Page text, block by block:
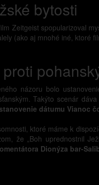
bytosti
Zeitgeist spopularizoval
(ako aj mnohé iné, ktoré
názoru bolo
Takýto scenár
dátumu Vianoc
ktoré máme k
že „Boh uprednostnil
Dionýza bar-